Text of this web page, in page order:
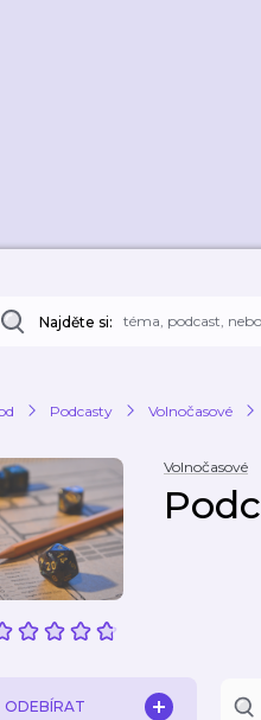
Najděte si:
Podcasty Volnočasové
Volnočasové
ODEBÍRAT